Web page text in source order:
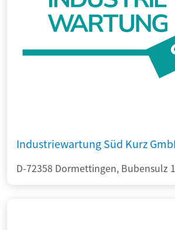
Industriewartung Süd Kurz
D-72358 Dormettingen, Bubensulz